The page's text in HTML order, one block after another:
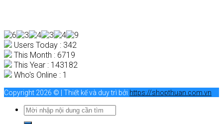
Users Today : 342
This Month : 6719
This Year : 143182
Who's Online : 1
Copyright 2026 © | Thiết kế và duy trì bởi https://shopthuan.com.vn